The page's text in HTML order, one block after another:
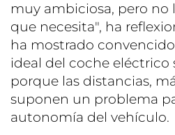
muy ambiciosa, pero no
que necesita", ha
ha mostrado
ideal del coche eléctrico
porque las distancias,
suponen un problema
autonomía del vehículo.